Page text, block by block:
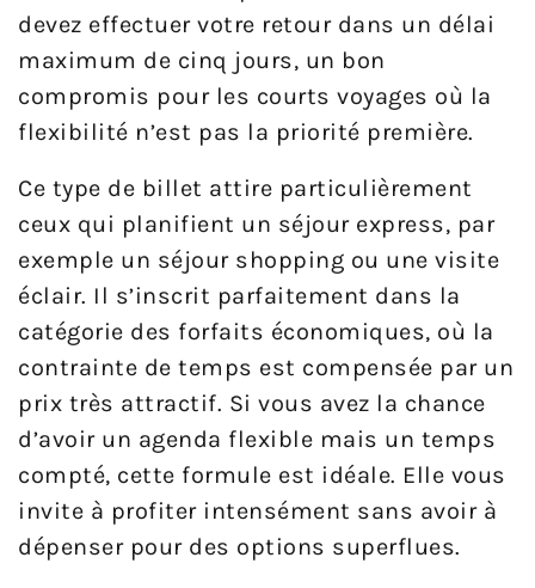
devez effectuer votre retour dans un délai
maximum de cinq jours, un bon
compromis pour les courts voyages où la
flexibilité n’est pas la priorité première.
Ce type de billet attire particulièrement
ceux qui planifient un séjour express, par
exemple un séjour shopping ou une visite
éclair. Il s’inscrit parfaitement dans la
catégorie des forfaits économiques, où la
contrainte de temps est compensée par un
prix très attractif. Si vous avez la chance
d’avoir un agenda flexible mais un temps
compté, cette formule est idéale. Elle vous
invite à profiter intensément sans avoir à
dépenser pour des options superflues.